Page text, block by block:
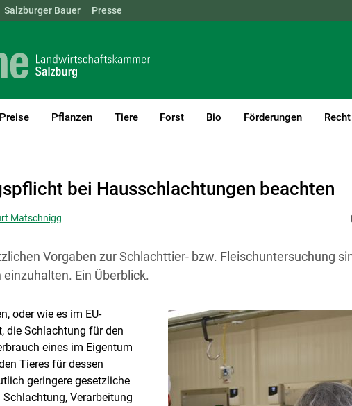
ÖSTERREICH BGLD KTN
Salzburger Bauer Presse
Pflanzen Tiere
(current)1
Forst Bio Förderungen
bei Hausschlachtungen beachten
Matschnigg
Vorgaben zur Schlachttier- bzw. Fleischuntersuchung
Ein Überblick.
oder wie es im EU-
die Schlachtung für den
eines im Eigentum
Tieres für dessen
geringere gesetzliche
Verarbeitung